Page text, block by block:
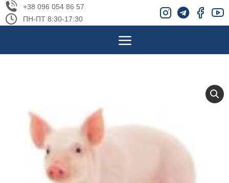
+38 096 054 86 57
ПН-ПТ 8:30-17:30